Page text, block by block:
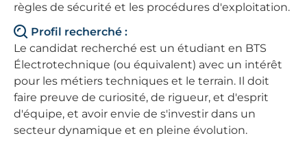
règles de sécurité et les procédures d'exploitation.
Profil recherché :
Le candidat recherché est un étudiant en BTS
Électrotechnique (ou équivalent) avec un intérêt
pour les métiers techniques et le terrain. Il doit
faire preuve de curiosité, de rigueur, et d'esprit
d'équipe, et avoir envie de s'investir dans un
secteur dynamique et en pleine évolution.